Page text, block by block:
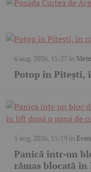
6 aug. 2026, 15:27în
Potop în Pitești,
5 aug. 2026, 15:19în
Panică într-un
rămas blocată